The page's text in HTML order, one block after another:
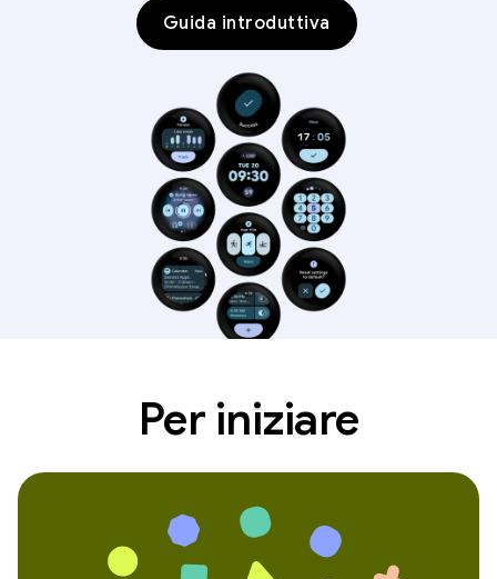
Guida introduttiva
Per iniziare